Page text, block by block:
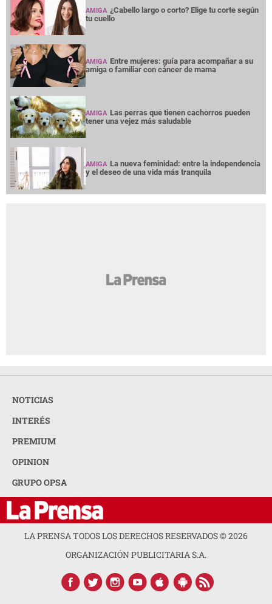
AMIGA ¿Cabello largo o corto? Elige tu corte según
tu cuello
AMIGA Entre mujeres: guía para acompañar a su
amiga o familiar con cáncer de mama
AMIGA Las perras que tienen cachorros pueden
tener una vejez más saludable
AMIGA La nueva feminidad: entre la independencia
y el deseo de una vida más tranquila
NOTICIAS
INTERÉS
PREMIUM
OPINION
GRUPO OPSA
LA PRENSA TODOS LOS DERECHOS RESERVADOS ©2026
ORGANIZACIÓN PUBLICITARIA S.A.